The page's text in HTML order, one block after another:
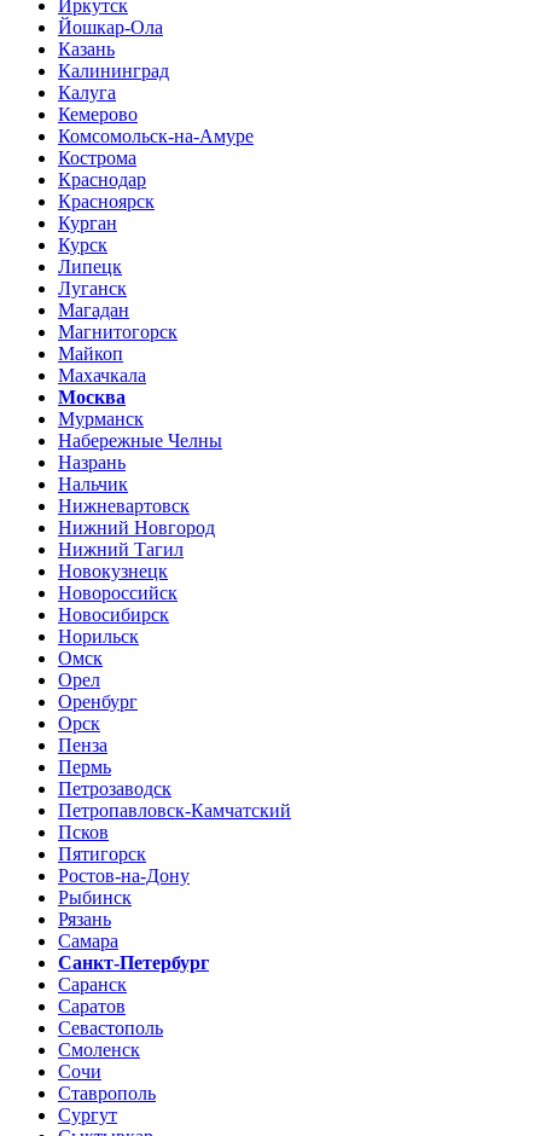
Иркутск
Йошкар-Ола
Казань
Калининград
Калуга
Кемерово
Комсомольск-на-Амуре
Кострома
Краснодар
Красноярск
Курган
Курск
Липецк
Луганск
Магадан
Магнитогорск
Майкоп
Махачкала
Москва
Мурманск
Набережные Челны
Назрань
Нальчик
Нижневартовск
Нижний Новгород
Нижний Тагил
Новокузнецк
Новороссийск
Новосибирск
Норильск
Омск
Орел
Оренбург
Орск
Пенза
Пермь
Петрозаводск
Петропавловск-Камчатский
Псков
Пятигорск
Ростов-на-Дону
Рыбинск
Рязань
Самара
Санкт-Петербург
Саранск
Саратов
Севастополь
Смоленск
Сочи
Ставрополь
Сургут